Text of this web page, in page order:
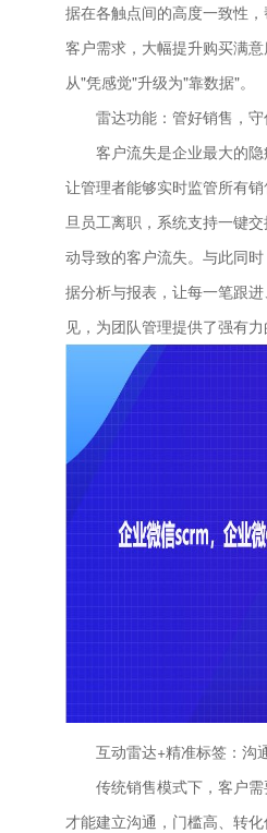
据在各触点间的高度一致性
客户需求，大幅提升购买满
从"凭感觉"升级为"靠数据"。
雷达功能：管好销售，守
客户流失是企业最大的隐
让管理者能够实时监管所有
旦员工离职，系统支持一键
动导致的客户流失。与此同
据分析与报表，让每一笔跟
见，为团队管理提供了强有力
互动雷达+精准标签：沟
传统销售模式下，客户需
才能建立沟通，门槛高、转